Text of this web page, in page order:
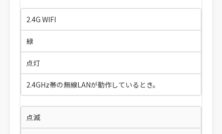
2.4G WIFI
緑
点灯
2.4GHz帯の無線LANが動作しているとき。
点滅